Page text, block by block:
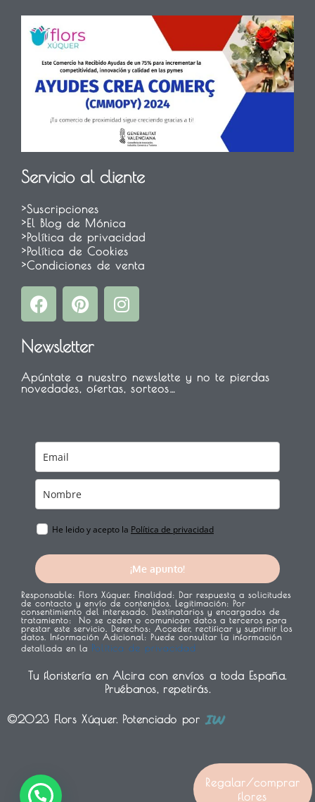
Regalar/comprar
flores
Servicio al cliente
>Suscripciones
>El Blog de Mónica
>Política de privacidad
>Política de Cookies
>Condiciones de venta
F
a
e
o
o
P
i
t
r
e
I
n
g
r
Newsletter
Apúntate a nuestro newslette y no te pierdas
novedades, ofertas, sorteos…
He leido y acepto la Política de privacidad
¡Me apunto!
Responsable: Flors Xúquer. Finalidad: Dar respuesta a solicitudes
de contacto y envío de contenidos. Legitimación: Por
consentimiento del interesado. Destinatarios y encargados de
tratamiento: No se ceden o comunican datos a terceros para
prestar este servicio. Derechos: Acceder, rectificar y suprimir los
datos. Información Adicional: Puede consultar la información
detallada en la Política de privacidad
Tu floristería en Alcira con envíos a toda España.
Pruébanos, repetirás.
©2023 Flors Xúquer. Potenciado por